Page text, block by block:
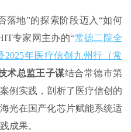
落地”的探索阶段迈入“如何
专家网主办的“常德二院全
年医疗信创九州行（常
术总监王子谋结合常德市第
例实践，剖析了医疗信创的
光在国产化芯片赋能系统适
成果。